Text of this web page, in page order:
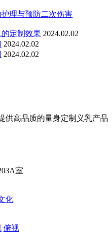
理与预防二次伤害
定制效果 2024.02.02
2024.02.02
2024.02.02
供高品质的量身定制义乳产品
室
化
俯视